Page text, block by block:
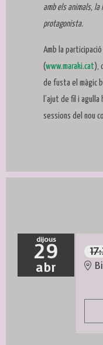
amb els animals, la
protagonista.
Amb la participació
(www.maraki.cat),
de fusta el màgic
l’ajut de fil i
sessions del nou
dijous
29
abr